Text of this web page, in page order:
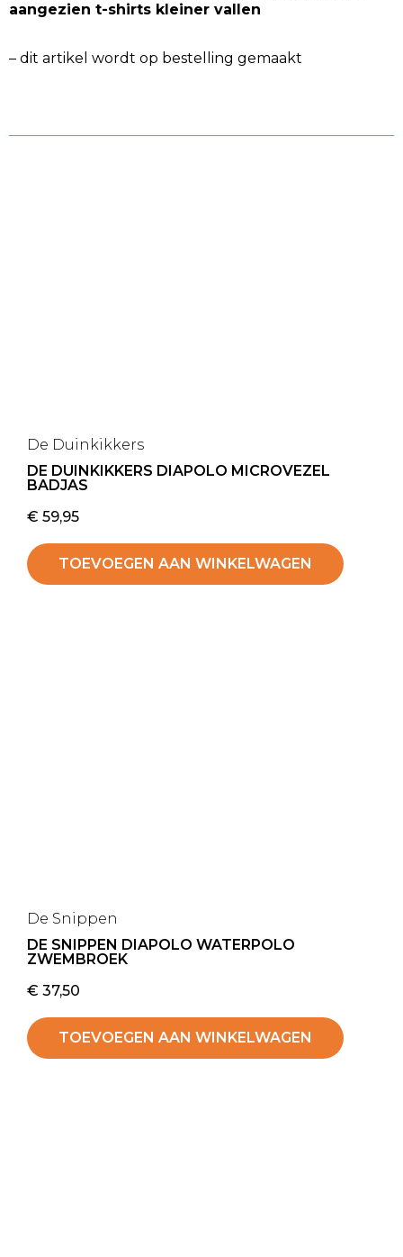
aangezien t-shirts kleiner vallen
– dit artikel wordt op bestelling gemaakt
De Duinkikkers
DE DUINKIKKERS DIAPOLO MICROVEZEL
BADJAS
€ 59,95
TOEVOEGEN AAN WINKELWAGEN
De Snippen
DE SNIPPEN DIAPOLO WATERPOLO
ZWEMBROEK
€ 37,50
TOEVOEGEN AAN WINKELWAGEN